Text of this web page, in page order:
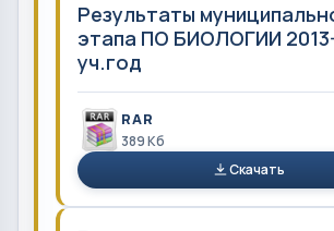
Результаты
этапа ПО БИОЛОГИИ
уч.год
RAR
389 Кб
Скачать